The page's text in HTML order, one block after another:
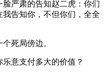
严肃的告知赵二虎：你们
告知你，不但你们，全全
死局傍边。
意支付多大的价值？